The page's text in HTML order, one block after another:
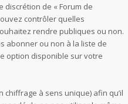
discrétion de « Forum de
contrôler quelles
rendre publiques ou non.
abonner ou non à la liste de
option disponible sur votre
à sens unique) afin qu’il